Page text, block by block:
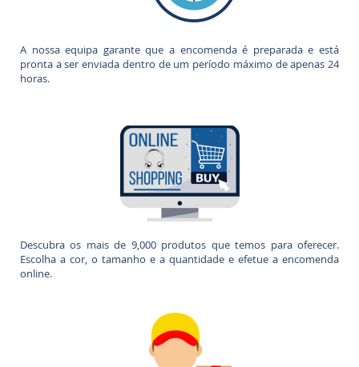
A nossa equipa garante que a encomenda é preparada e está
pronta a ser enviada dentro de um período máximo de apenas 24
horas.
Descubra os mais de 9,000 produtos que temos para oferecer.
Escolha a cor, o tamanho e a quantidade e efetue a encomenda
online.